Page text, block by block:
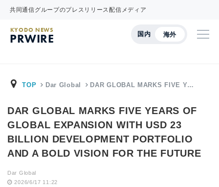
共同通信グループのプレスリリース配信メディア
国内 海外
KYODO NEWS
PRWIRE
TOP Dar Global DAR GLOBAL MARKS FIVE Y…
DAR GLOBAL MARKS FIVE YEARS OF
GLOBAL EXPANSION WITH USD 23
BILLION DEVELOPMENT PORTFOLIO
AND A BOLD VISION FOR THE FUTURE
Dar Global
2026/6/17 11:22